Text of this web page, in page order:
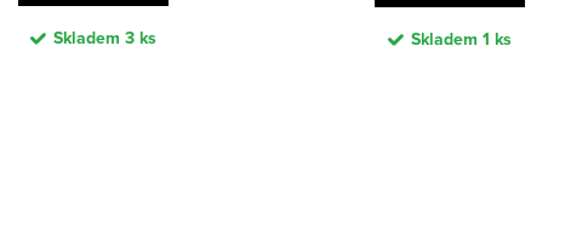
Skladem 3 ks Skladem1 ks